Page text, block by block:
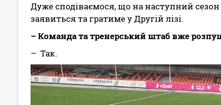
Дуже сподіваємося, що на наступний
заявиться та гратиме у Другій лізі.
– Команда та тренерський штаб вже
– Так.